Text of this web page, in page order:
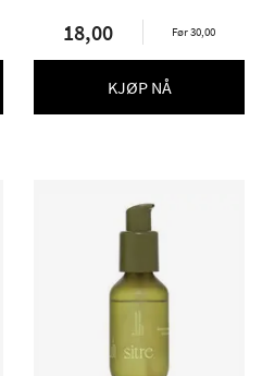
18,00 Før 30,00
KJØP NÅ